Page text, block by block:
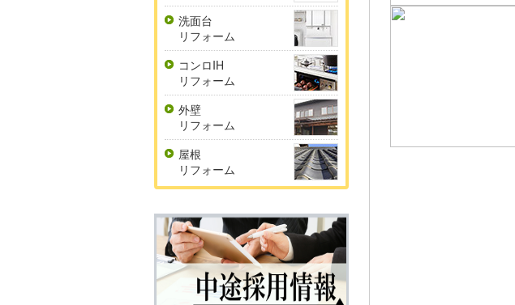
洗面台
リフォーム
コンロIH
リフォーム
外壁
リフォーム
屋根
リフォーム